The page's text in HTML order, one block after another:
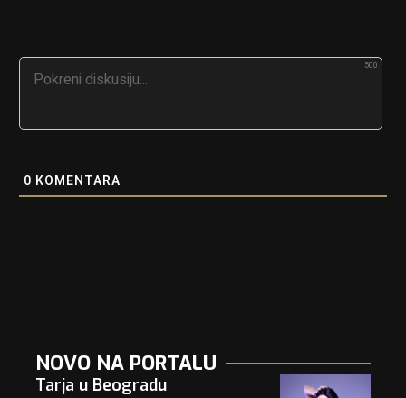
500
0 KOMENTARA
NOVO NA PORTALU
Tarja u Beogradu